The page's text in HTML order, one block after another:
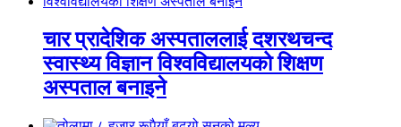
चार प्रादेशिक अस्पताललाई दशरथचन्द
स्वास्थ्य विज्ञान विश्वविद्यालयको शिक्षण
अस्पताल बनाइने